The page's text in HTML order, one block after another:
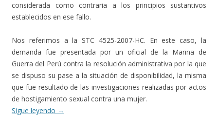
considerada como contraria a los principios sustantivos
establecidos en ese fallo.
Nos referimos a la STC 4525-2007-HC. En este caso, la
demanda fue presentada por un oficial de la Marina de
Guerra del Perú contra la resolución administrativa por la que
se dispuso su pase a la situación de disponibilidad, la misma
que fue resultado de las investigaciones realizadas por actos
de hostigamiento sexual contra una mujer.
Sigue leyendo →